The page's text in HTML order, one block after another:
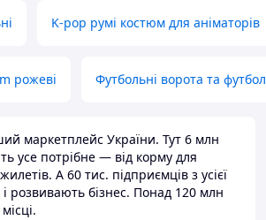
K-pop румі костюм для аніматорів
рожеві Футбольні ворота та
маркетплейс України. Тут 6 млн
усе потрібне — від корму для
А 60 тис. підприємців з усієї
розвивають бізнес. Понад 120 млн